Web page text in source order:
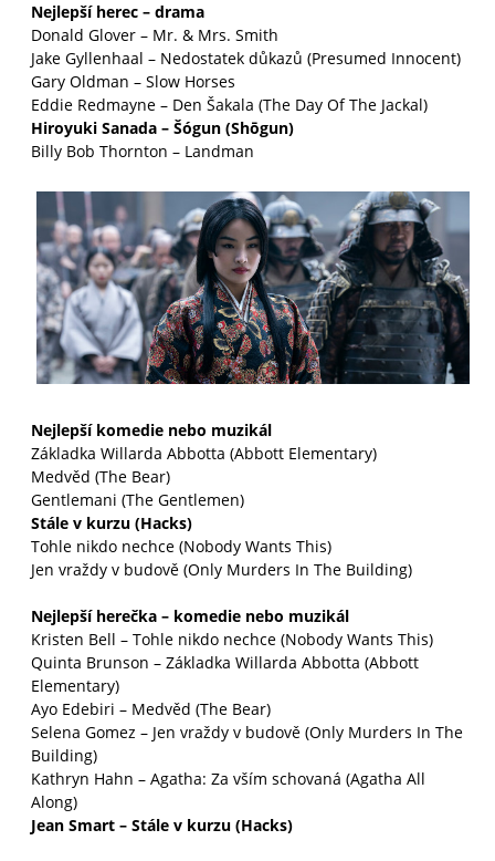
Nejlepší herec – drama
Donald Glover – Mr. & Mrs. Smith
Jake Gyllenhaal – Nedostatek důkazů (Presumed Innocent)
Gary Oldman – Slow Horses
Eddie Redmayne – Den Šakala (The Day Of The Jackal)
Hiroyuki Sanada – Šógun (Shōgun)
Billy Bob Thornton – Landman
Nejlepší komedie nebo muzikál
Základka Willarda Abbotta (Abbott Elementary)
Medvěd (The Bear)
Gentlemani (The Gentlemen)
Stále v kurzu (Hacks)
Tohle nikdo nechce (Nobody Wants This)
Jen vraždy v budově (Only Murders In The Building)
Nejlepší herečka – komedie nebo muzikál
Kristen Bell – Tohle nikdo nechce (Nobody Wants This)
Quinta Brunson – Základka Willarda Abbotta (Abbott
Elementary)
Ayo Edebiri – Medvěd (The Bear)
Selena Gomez – Jen vraždy v budově (Only Murders In The
Building)
Kathryn Hahn – Agatha: Za vším schovaná (Agatha All
Along)
Jean Smart – Stále v kurzu (Hacks)